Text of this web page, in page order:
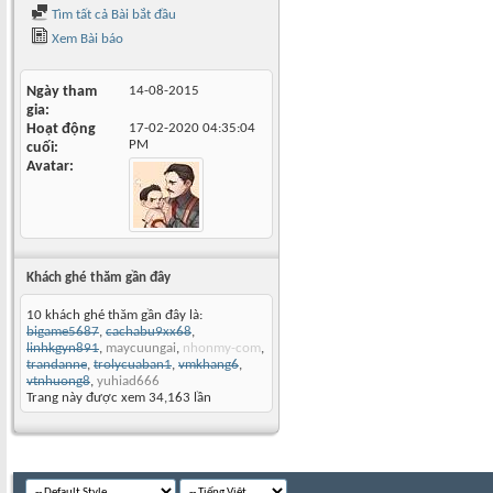
Tìm tất cả Bài bắt đầu
Xem Bài báo
Ngày tham
gia
14-08-2015
Hoạt động
cuối
17-02-2020 04:35:04
PM
Avatar
Khách ghé thăm gần đây
10 khách ghé thăm gần đây là:
bigame5687, cachabu9xx68,
linhkgyn891, maycuungai, nhonmy-com,
trandanne, trolycuaban1, vmkhang6,
vtnhuong8, yuhiad666
Trang này được xem 34,163 lần